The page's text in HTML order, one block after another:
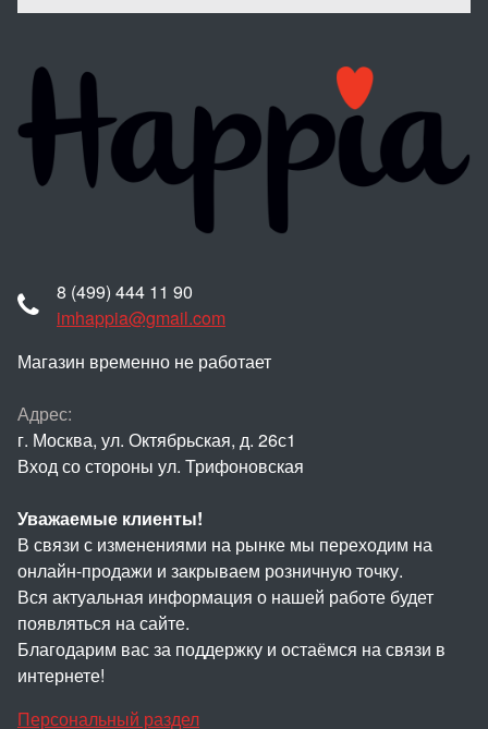
8 (499) 444 11 90
imhappia@gmail.com
Магазин временно не работает
Адрес:
г. Москва, ул. Октябрьская, д. 26с1
Вход со стороны ул. Трифоновская
Уважаемые клиенты!
В связи с изменениями на рынке мы переходим на
онлайн-продажи и закрываем розничную точку.
Вся актуальная информация о нашей работе будет
появляться на сайте.
Благодарим вас за поддержку и остаёмся на связи в
интернете!
Персональный раздел